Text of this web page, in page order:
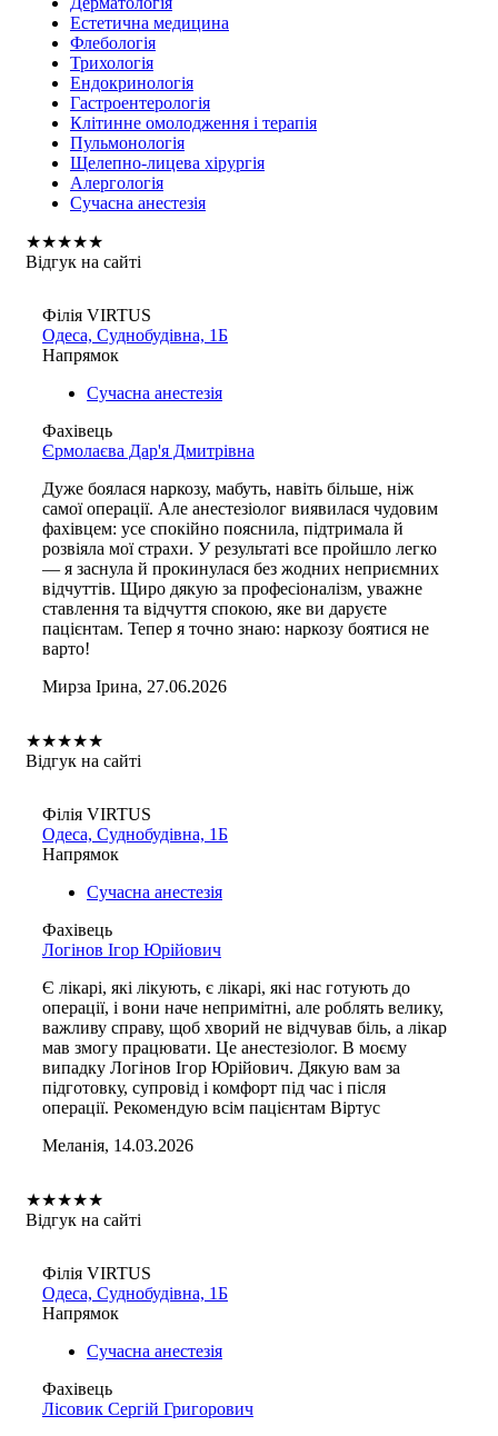
Естетична медицина
Флебологія
Трихологія
Ендокринологія
Гастроентерологія
Клітинне омолодження і терапія
Пульмонологія
Щелепно-лицева хірургія
Алергологія
Сучасна анестезія
★★★★★
Відгук на сайті
Філія VIRTUS
Одеса, Суднобудівна, 1Б
Напрямок
Сучасна анестезія
Фахівець
Єрмолаєва Дар'я Дмитрівна
Дуже боялася наркозу, мабуть, навіть більше, ніж
самої операції. Але анестезіолог виявилася чудовим
фахівцем: усе спокійно пояснила, підтримала й
розвіяла мої страхи. У результаті все пройшло легко
— я заснула й прокинулася без жодних неприємних
відчуттів. Щиро дякую за професіоналізм, уважне
ставлення та відчуття спокою, яке ви даруєте
пацієнтам. Тепер я точно знаю: наркозу боятися не
варто!
Мирза Ірина, 27.06.2026
★★★★★
Відгук на сайті
Філія VIRTUS
Одеса, Суднобудівна, 1Б
Напрямок
Сучасна анестезія
Фахівець
Логінов Ігор Юрійович
Є лікарі, які лікують, є лікарі, які нас готують до
операції, і вони наче непримітні, але роблять велику,
важливу справу, щоб хворий не відчував біль, а лікар
мав змогу працювати. Це анестезіолог. В моєму
випадку Логінов Ігор Юрійович. Дякую вам за
підготовку, супровід і комфорт під час і після
операції. Рекомендую всім пацієнтам Віртус
Меланія, 14.03.2026
★★★★★
Відгук на сайті
Філія VIRTUS
Одеса, Суднобудівна, 1Б
Напрямок
Сучасна анестезія
Фахівець
Лісовик Сергій Григорович